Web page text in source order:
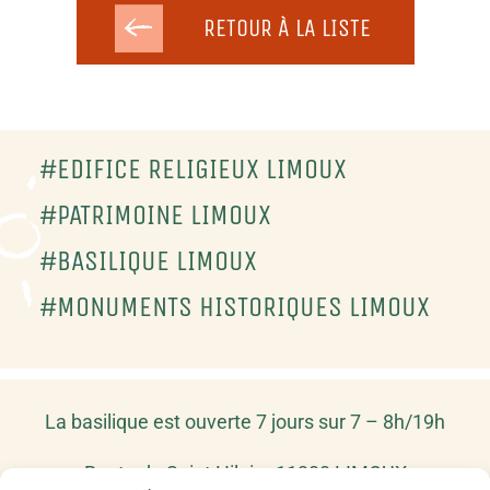
RETOUR À LA LISTE
#EDIFICE RELIGIEUX LIMOUX
#PATRIMOINE LIMOUX
#BASILIQUE LIMOUX
#MONUMENTS HISTORIQUES LIMOUX
La basilique est ouverte 7 jours sur 7 – 8h/19h
Route de Saint Hilaire 11300 LIMOUX